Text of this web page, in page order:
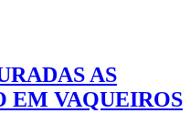
AS
EM VAQUEIROS